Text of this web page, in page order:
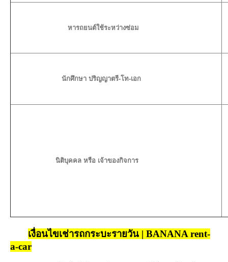
หารถยนต์ใช้ระหว่างซ่อม
นักศึกษา ปริญญาตรี-โท-เอก
นิติบุคคล หรือ เจ้าของกิจการ
เงื่อนไขเช่ารถกระบะรายวัน | BANANA rent-
a-car